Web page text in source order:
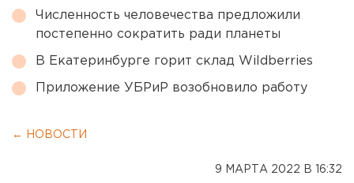
Численность человечества предложили
постепенно сократить ради планеты
В Екатеринбурге горит склад Wildberries
Приложение УБРиР возобновило работу
← НОВОСТИ
9 МАРТА 2022 В 16:32